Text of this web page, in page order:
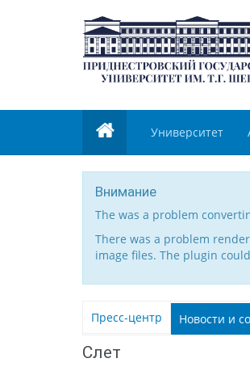
Университет
Внимание
The was a problem
There was a problem
image files. The plugin
Пресс-центр Новости и
Слет